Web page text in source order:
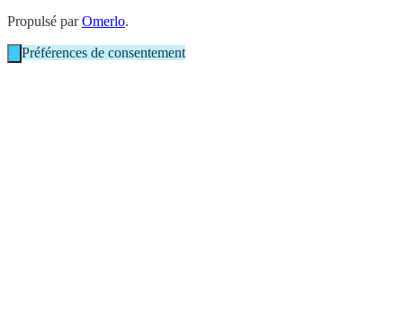
Propulsé parOmerlo.
Préférences de consentement